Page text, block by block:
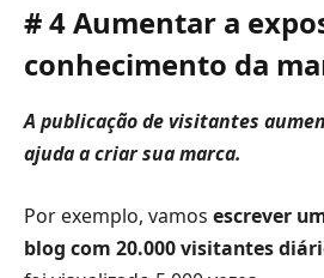
# 4 Aumentar a
conhecimento da
A publicação de visitantes
ajuda a criar sua marca.
Por exemplo, vamos escrever
blog com 20.000 visitantes